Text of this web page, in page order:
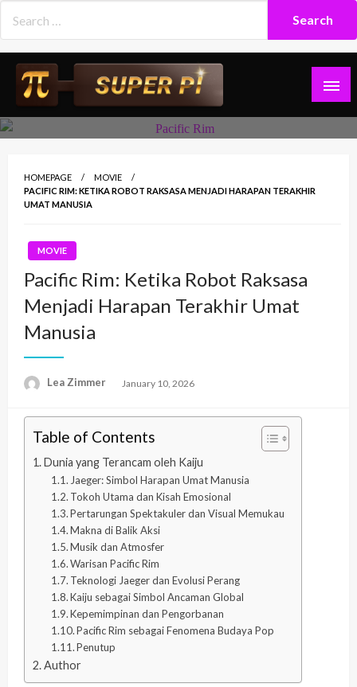
content
HOMEPAGE
MOVIE
PACIFIC RIM: KETIKA ROBOT RAKSASA MENJADI HARAPAN TERAKHIR
UMAT MANUSIA
MOVIE
Pacific Rim: Ketika Robot Raksasa
Menjadi Harapan Terakhir Umat
Manusia
Lea Zimmer
Posted
January 10, 2026
Table of Contents
Dunia yang Terancam oleh Kaiju
Jaeger: Simbol Harapan Umat Manusia
Tokoh Utama dan Kisah Emosional
Pertarungan Spektakuler dan Visual Memukau
Makna di Balik Aksi
Musik dan Atmosfer
Warisan Pacific Rim
Teknologi Jaeger dan Evolusi Perang
Kaiju sebagai Simbol Ancaman Global
Kepemimpinan dan Pengorbanan
Pacific Rim sebagai Fenomena Budaya Pop
Penutup
Author